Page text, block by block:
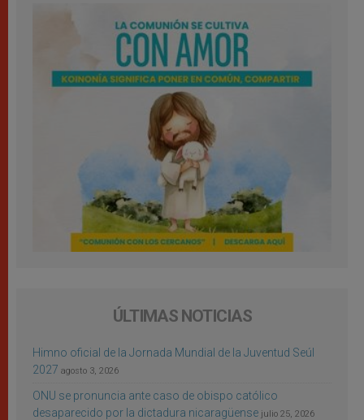
ÚLTIMAS NOTICIAS
Himno oficial de la Jornada Mundial de la Juventud Seúl
2027 agosto 3, 2026
ONU se pronuncia ante caso de obispo católico
desaparecido por la dictadura nicaragüense julio 25, 2026